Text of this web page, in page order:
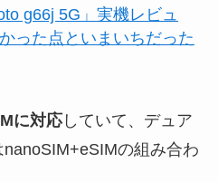
g66j 5G」実機レビュ
った点といまいちだった
に対応していて、デュア
の組み合わ